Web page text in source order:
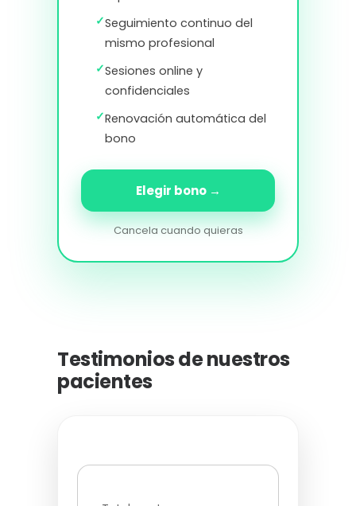
✓Seguimiento continuo del
mismo profesional
✓Sesiones online y
confidenciales
✓Renovación automática del
bono
Elegir bono →
Cancela cuando quieras
Testimonios de nuestros
pacientes